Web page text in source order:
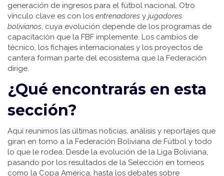
generación de ingresos para el fútbol nacional. Otro
vínculo clave es con los entrenadores y jugadores
bolivianos, cuya evolución depende de los programas de
capacitación que la FBF implemente. Los cambios de
técnico, los fichajes internacionales y los proyectos de
cantera forman parte del ecosistema que la Federación
dirige.
¿Qué encontrarás en esta
sección?
Aquí reunimos las últimas noticias, análisis y reportajes que
giran en torno a la Federación Boliviana de Fútbol y todo
lo que le rodea. Desde la evolución de la Liga Boliviana,
pasando por los resultados de la Selección en torneos
como la Copa América, hasta los debates sobre